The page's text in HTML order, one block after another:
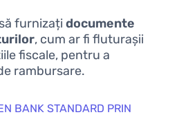
furnizați documente
, cum ar fi fluturașii
fiscale, pentru a
rambursare.
BANK STANDARD PRIN